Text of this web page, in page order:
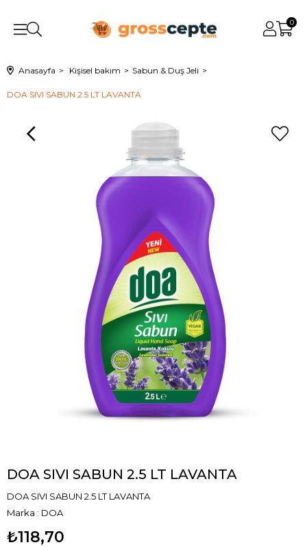
0
Anasayfa Kişisel bakım Sabun & Duş Jeli
DOA SIVI SABUN 2.5 LT LAVANTA
DOA SIVI SABUN 2.5 LT LAVANTA
DOA SIVI SABUN 2.5 LT LAVANTA
Marka : DOA
₺118,70